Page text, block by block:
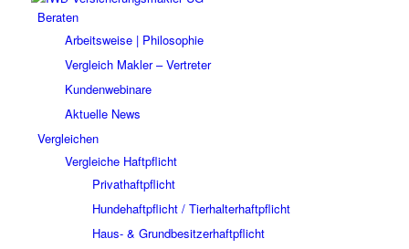
Beraten
Arbeitsweise | Philosophie
Vergleich Makler – Vertreter
Kundenwebinare
Aktuelle News
Vergleichen
Vergleiche Haftpflicht
Privathaftpflicht
Hundehaftpflicht / Tierhalterhaftpflicht
Haus- & Grundbesitzerhaftpflicht